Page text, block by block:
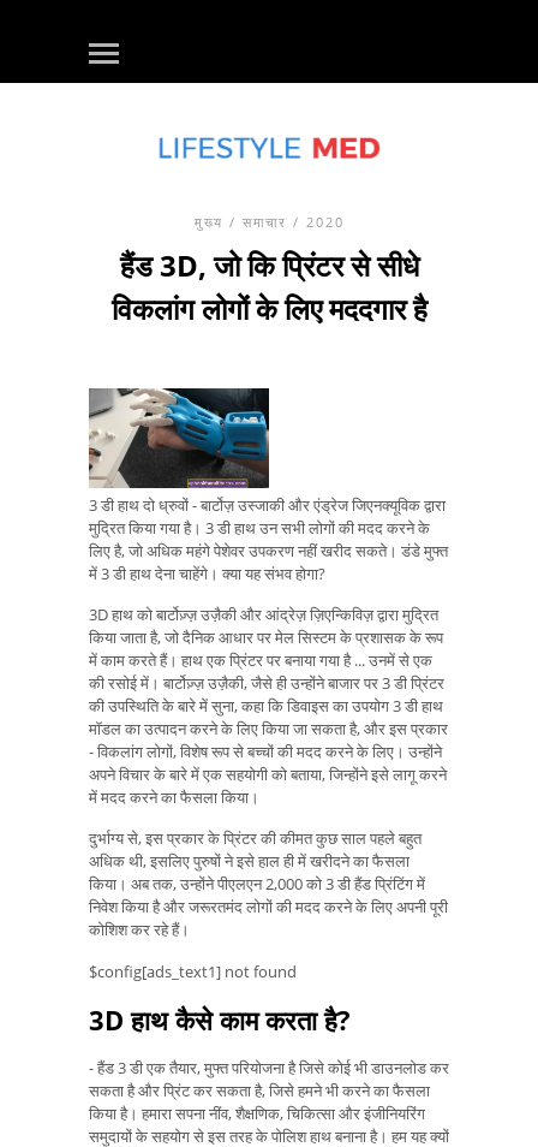
मुख्य / समाचार / 2020
हैंड 3D, जो कि प्रिंटर से सीधे
विकलांग लोगों के लिए मददगार है
3 डी हाथ दो ध्रुवों - बार्टोज़ उस्जाकी और एंड्रेज जिएनक्यूविक द्वारा
मुद्रित किया गया है। 3 डी हाथ उन सभी लोगों की मदद करने के
लिए है, जो अधिक महंगे पेशेवर उपकरण नहीं खरीद सकते। डंडे मुफ्त
में 3 डी हाथ देना चाहेंगे। क्या यह संभव होगा?
3D हाथ को बार्टोज़्ज़ उज़ैकी और आंद्रेज़ ज़िएन्किविज़ द्वारा मुद्रित
किया जाता है, जो दैनिक आधार पर मेल सिस्टम के प्रशासक के रूप
में काम करते हैं। हाथ एक प्रिंटर पर बनाया गया है ... उनमें से एक
की रसोई में। बार्टोज़्ज़ उज़ैकी, जैसे ही उन्होंने बाजार पर 3 डी प्रिंटर
की उपस्थिति के बारे में सुना, कहा कि डिवाइस का उपयोग 3 डी हाथ
मॉडल का उत्पादन करने के लिए किया जा सकता है, और इस प्रकार
- विकलांग लोगों, विशेष रूप से बच्चों की मदद करने के लिए। उन्होंने
अपने विचार के बारे में एक सहयोगी को बताया, जिन्होंने इसे लागू करने
में मदद करने का फैसला किया।
दुर्भाग्य से, इस प्रकार के प्रिंटर की कीमत कुछ साल पहले बहुत
अधिक थी, इसलिए पुरुषों ने इसे हाल ही में खरीदने का फैसला
किया। अब तक, उन्होंने पीएलएन 2,000 को 3 डी हैंड प्रिंटिंग में
निवेश किया है और जरूरतमंद लोगों की मदद करने के लिए अपनी पूरी
कोशिश कर रहे हैं।
$config[ads_text1] not found
3D हाथ कैसे काम करता है?
- हैंड 3 डी एक तैयार, मुफ्त परियोजना है जिसे कोई भी डाउनलोड कर
सकता है और प्रिंट कर सकता है, जिसे हमने भी करने का फैसला
किया है। हमारा सपना नींव, शैक्षणिक, चिकित्सा और इंजीनियरिंग
समुदायों के सहयोग से इस तरह के पोलिश हाथ बनाना है। हम यह क्यों